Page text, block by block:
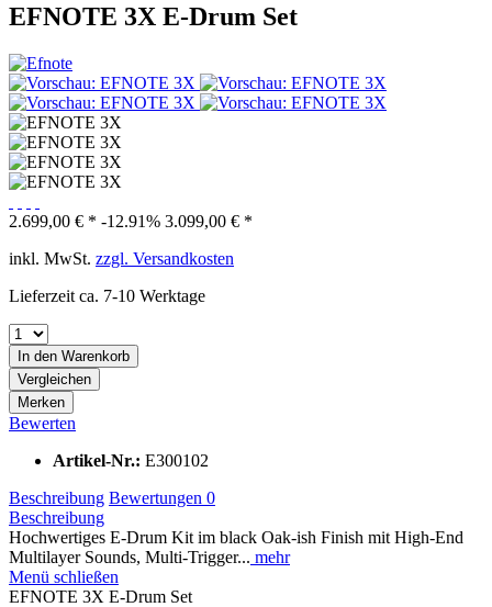
EFNOTE 3X E-Drum Set
2.699,00 € * -12.91% 3.099,00 € *
inkl. MwSt. zzgl. Versandkosten
Lieferzeit ca. 7-10 Werktage
In den Warenkorb
Vergleichen
Merken
Bewerten
Artikel-Nr.: E300102
Beschreibung Bewertungen 0
Beschreibung
Hochwertiges E-Drum Kit im black Oak-ish Finish mit High-End
Multilayer Sounds, Multi-Trigger... mehr
Menü schließen
EFNOTE 3X E-Drum Set